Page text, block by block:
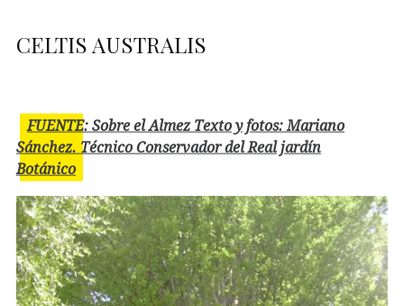
CELTIS AUSTRALIS
FUENTE: Sobre el Almez Texto y fotos: Mariano
Sánchez. Técnico Conservador del Real jardín
Botánico